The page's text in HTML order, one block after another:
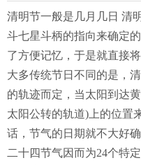
清明节一般是几月几日 清
斗七星斗柄的指向来确定
了方便记忆，于是就直接
大多传统节日不同的是，
的轨迹而定，当太阳到达
太阳公转的轨道)上的位置
话，节气的日期就不大好
二十四节气因而为24个特